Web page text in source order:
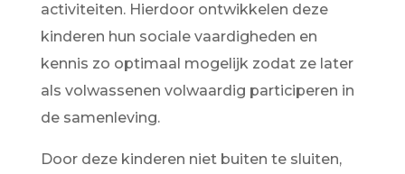
activiteiten. Hierdoor ontwikkelen deze
kinderen hun sociale vaardigheden en
kennis zo optimaal mogelijk zodat ze later
als volwassenen volwaardig participeren in
de samenleving.
Door deze kinderen niet buiten te sluiten,